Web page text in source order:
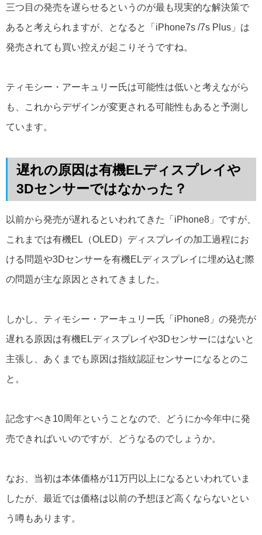
三つ目の発売を遅らせるというのが最も現実的な解決策で
あると考えられますが、となると「iPhone7s /7s Plus」は
発売されても買い控えが起こりそうですね。
ティモシー・アーキュリー氏は可能性は低いと考えながら
も、これからデザインが変更される可能性もあると予測し
ています。
遅れの原因は有機ELディスプレイや
3Dセンサーではなかった？
以前から発売が遅れるといわれてきた「iPhone8」ですが、
これまでは有機EL（OLED）ディスプレイの加工過程にお
ける問題や3Dセンサーを有機ELディスプレイに埋め込む際
の問題が主な原因とされてきました。
しかし、ティモシー・アーキュリー氏「iPhone8」の発売が
遅れる原因は有機ELディスプレイや3Dセンサーにはないと
主張し、あくまでも原因は指紋認証センサーになるとのこ
と。
記念すべき10周年ということなので、どうにか今年中に発
売できればいいのですが、どうなるのでしょうか。
なお、当初は本体価格が11万円以上になるといわれていま
したが、最近では価格は以前の予想ほど高くならないとい
う噂もあります。